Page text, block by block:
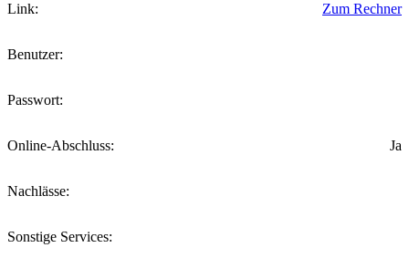
Link: Zum Rechner
Benutzer:
Passwort:
Online-Abschluss: Ja
Nachlässe:
Sonstige Services: